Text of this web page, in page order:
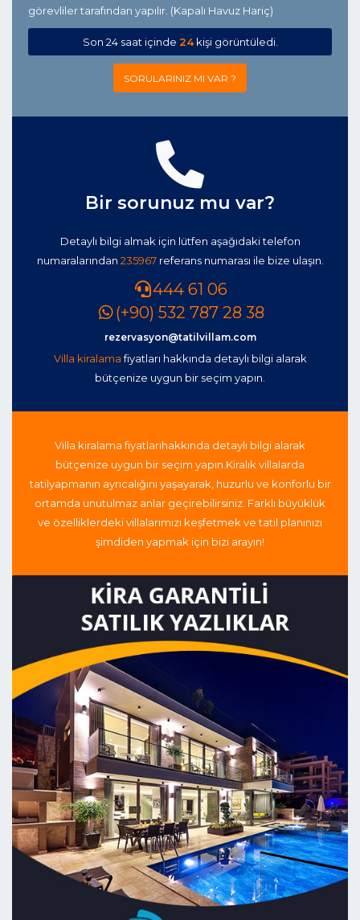
görevliler tarafından yapılır. (Kapalı Havuz Hariç)
Son 24 saat içinde 24kişi görüntüledi.
SORULARINIZ MI VAR ?
Bir sorunuz mu var?
Detaylı bilgi almak için lütfen aşağıdaki telefon
numaralarından 235967referans numarası ile bize ulaşın.
444 61 06
(+90) 532 787 28 38
rezervasyon@tatilvillam.com
Villa kiralamafiyatları hakkında detaylı bilgi alarak
bütçenize uygun bir seçim yapın.
Villa kiralama fiyatlarıhakkında detaylı bilgi alarak
bütçenize uygun bir seçim yapın.Kiralık villalarda
tatilyapmanın ayrıcalığını yaşayarak, huzurlu ve konforlu bir
ortamda unutulmaz anlar geçirebilirsiniz. Farklı büyüklük
ve özelliklerdeki villalarımızı keşfetmek ve tatil planınızı
şimdiden yapmak için bizi arayın!